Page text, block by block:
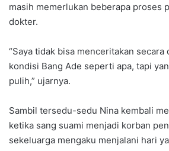
masih memerlukan beberapa proses
dokter.
“Saya tidak bisa menceritakan secara
kondisi Bang Ade seperti apa, tapi
pulih,” ujarnya.
Sambil tersedu-sedu Nina kembali
ketika sang suami menjadi korban
sekeluarga mengaku menjalani hari